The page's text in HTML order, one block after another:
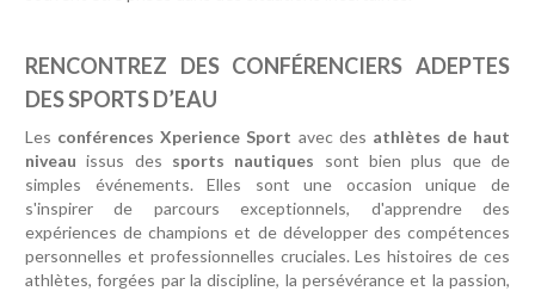
RENCONTREZ DES CONFÉRENCIERS ADEPTES
DES SPORTS D’EAU
Les conférences Xperience Sport avec des athlètes de haut
niveau issus des sports nautiques sont bien plus que de
simples événements. Elles sont une occasion unique de
s'inspirer de parcours exceptionnels, d'apprendre des
expériences de champions et de développer des compétences
personnelles et professionnelles cruciales. Les histoires de ces
athlètes, forgées par la discipline, la persévérance et la passion,